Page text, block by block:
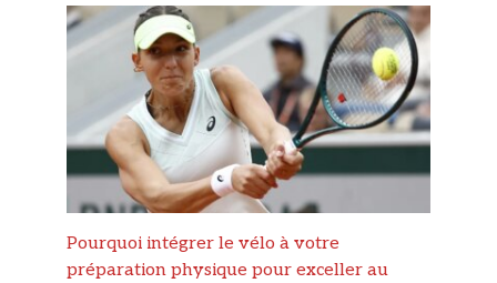
Pourquoi intégrer le vélo à votre
préparation physique pour exceller au